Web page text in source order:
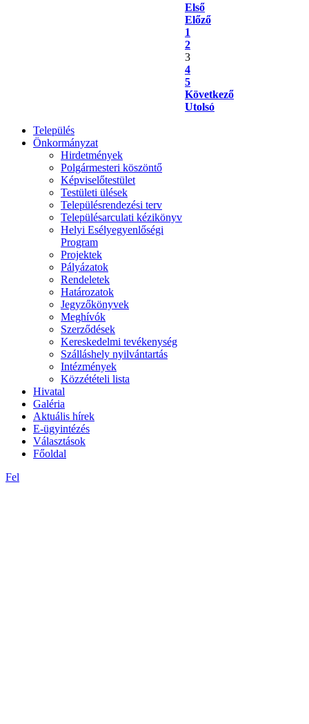
Első
Előző
1
2
3
4
5
Következő
Utolsó
Település
Önkormányzat
Hirdetmények
Polgármesteri köszöntő
Képviselőtestület
Testületi ülések
Településrendezési terv
Településarculati kézikönyv
Helyi Esélyegyenlőségi
Program
Projektek
Pályázatok
Rendeletek
Határozatok
Jegyzőkönyvek
Meghívók
Szerződések
Kereskedelmi tevékenység
Szálláshely nyilvántartás
Intézmények
Közzétételi lista
Hivatal
Galéria
Aktuális hírek
E-ügyintézés
Választások
Főoldal
Fel